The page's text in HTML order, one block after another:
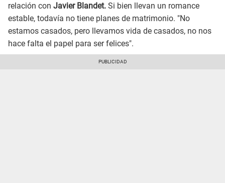
relación con Javier Blandet. Si bien llevan un romance
estable, todavía no tiene planes de matrimonio. "No
estamos casados, pero llevamos vida de casados, no nos
hace falta el papel para ser felices".